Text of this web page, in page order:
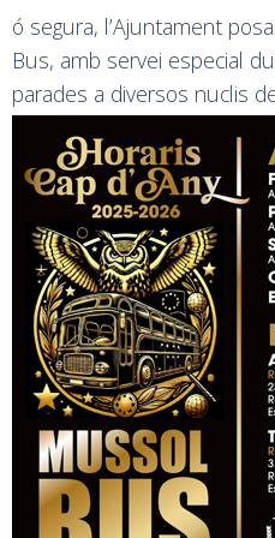
ó segura, l’Ajuntament
Bus, amb servei especial
parades a diversos nuclis